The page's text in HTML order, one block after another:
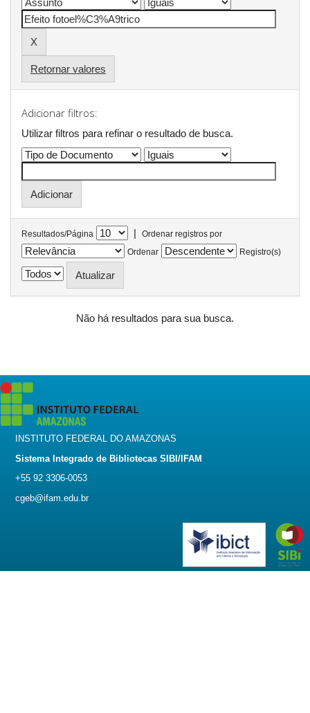
Retornar valores
Adicionar filtros:
Utilizar filtros para refinar o resultado de busca.
Resultados/Página |
Ordenar registros por
Ordenar
Registro(s)
Não há resultados para sua busca.
INSTITUTO FEDERAL DO AMAZONAS
Sistema Integrado de Bibliotecas SIBI/IFAM
+55 92 3306-0053
cgeb@ifam.edu.br